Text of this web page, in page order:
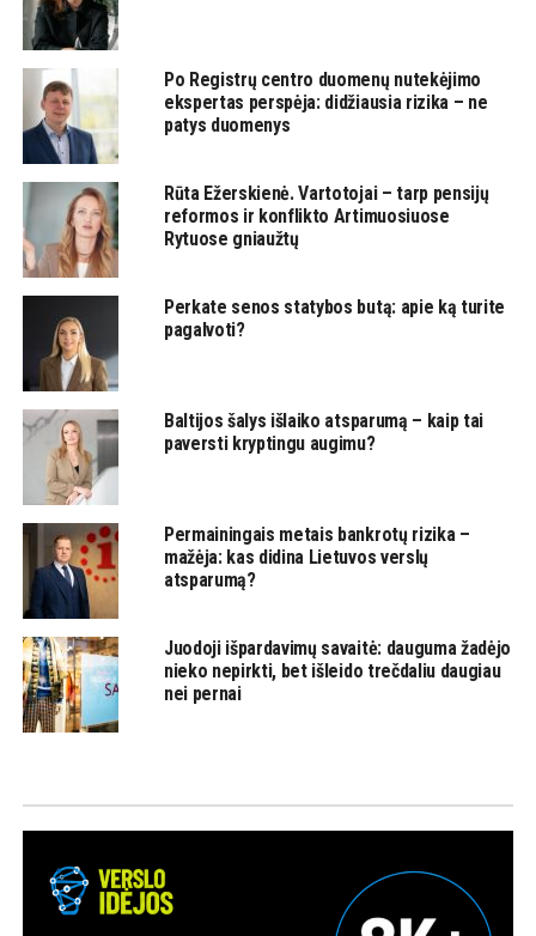
Po Registrų centro duomenų nutekėjimo
ekspertas perspėja: didžiausia rizika – ne
patys duomenys
Rūta Ežerskienė. Vartotojai – tarp pensijų
reformos ir konflikto Artimuosiuose
Rytuose gniaužtų
Perkate senos statybos butą: apie ką turite
pagalvoti?
Baltijos šalys išlaiko atsparumą – kaip tai
paversti kryptingu augimu?
Permainingais metais bankrotų rizika –
mažėja: kas didina Lietuvos verslų
atsparumą?
Juodoji išpardavimų savaitė: dauguma žadėjo
nieko nepirkti, bet išleido trečdaliu daugiau
nei pernai